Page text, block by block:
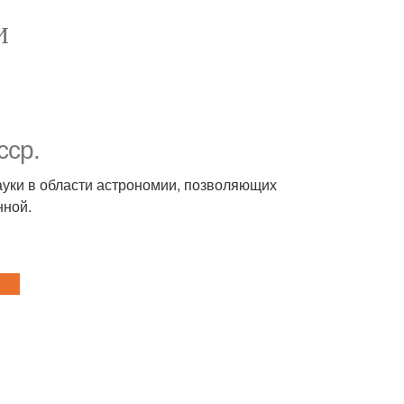
в области астрономии, позволяющих